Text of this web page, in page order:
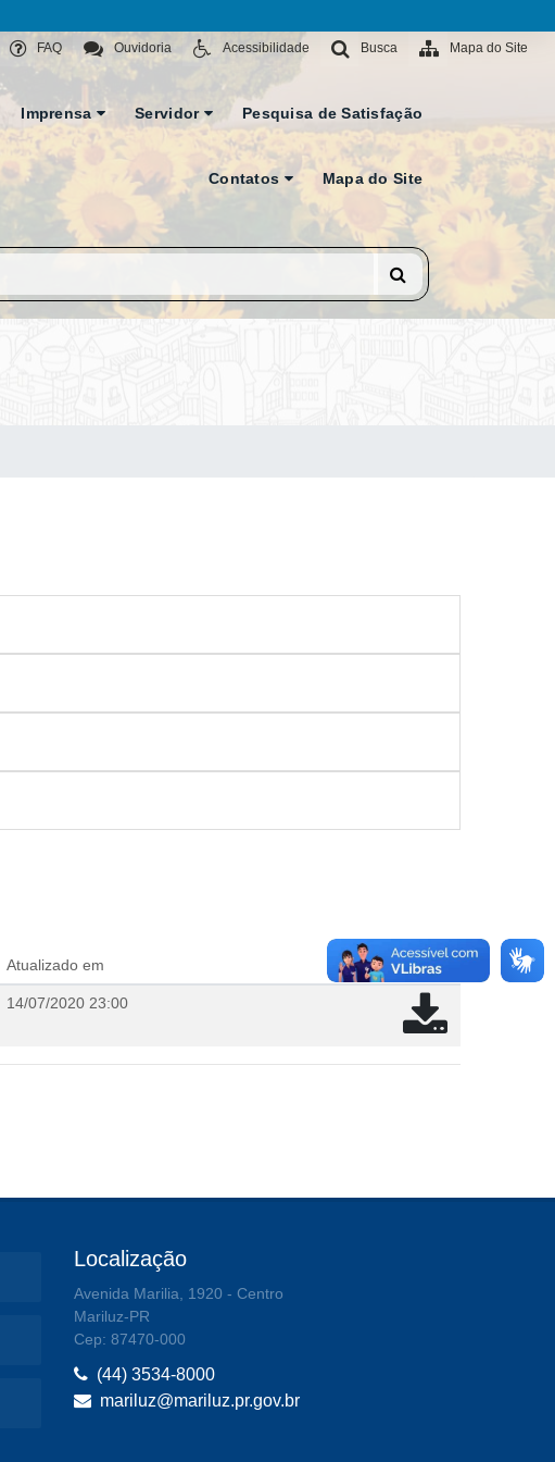
Mapa do Site
Busca
Acessibilidade
Ouvidoria
FAQ
Imprensa Servidor Pesquisa de Satisfação
Contatos Mapa do Site
Atualizado em
14/07/2020 23:00
Localização
Avenida Marilia, 1920 - Centro
Mariluz-PR
Cep: 87470-000
(44) 3534-8000
mariluz@mariluz.pr.gov.br